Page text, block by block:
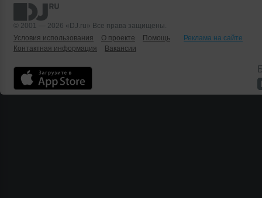
© 2001 — 2026 «DJ.ru» Все права защищены.
Условия использования
О проекте Помощь
Реклама на сайте
Контактная информация
Вакансии